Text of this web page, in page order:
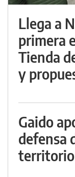
Llega a
primera
Tienda
y
Gaido
defensa